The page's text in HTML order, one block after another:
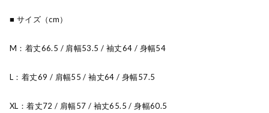
■ サイズ（cm）
M：着丈66.5 / 肩幅53.5 / 袖丈64 / 身幅54
L：着丈69 / 肩幅55 / 袖丈64 / 身幅57.5
XL：着丈72 / 肩幅57 / 袖丈65.5 / 身幅60.5